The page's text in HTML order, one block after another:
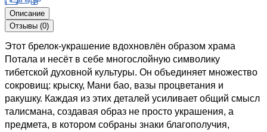
Описание
Отзывы (0)
Этот брелок-украшение вдохновлён образом храма
Потала и несёт в себе многослойную символику
тибетской духовной культуры. Он объединяет множество
сокровищ: крыску, Мани бао, вазы процветания и
ракушку. Каждая из этих деталей усиливает общий смысл
талисмана, создавая образ не просто украшения, а
предмета, в котором собраны знаки благополучия,